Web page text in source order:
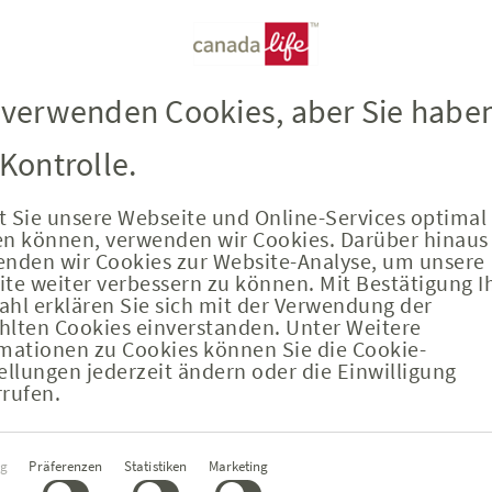
Cookies, aber Sie
Sie unsere Webseite und Online-Services optimal
können, verwenden wir Cookies. Darüber hinaus
wir Cookies zur Website-Analyse, um unsere
weiter verbessern zu können. Mit Bestätigung
erklären Sie sich mit der Verwendung der
Cookies einverstanden. Unter Weitere
zu Cookies können Sie die Cookie-
jederzeit ändern oder die Einwilligung
Präferenzen Statistiken Marketing
der Inflation auf
Darauf ist zu achten
sich die Inflation sowohl auf die
negativ aus. In beiden Fällen wird die
der Produktauswahl ist daher auch das